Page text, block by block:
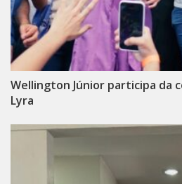
Wellington Júnior participa da
Lyra